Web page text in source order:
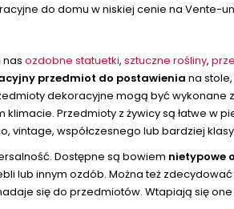
do domu w niskiej cenie na Vente-
nasozdobne statuetki,sztuczne rośliny,
przedmiot do postawienia na
dekoracyjne mogą być
Przedmioty z żywicy są łatwe w
vintage, współczesnego lub bardziej
Dostępne są bowiem nietypowe
lub innym ozdób. Można też
się do przedmiotów. Wtapiają się